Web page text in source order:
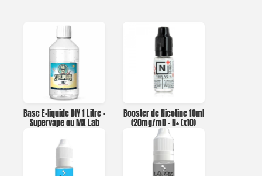
Base E-liquide DIY 1 Litre –
Supervape ou MX Lab
Booster de Nicotine 10ml
(20mg/ml) – N+ (x10)